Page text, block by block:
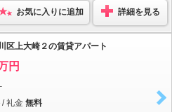
お気に入りに追加 詳細を見る
区上大崎２の賃貸アパート
円
/ 礼金 無料